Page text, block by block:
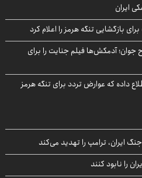
ایران
بازگشایی تنگه هرمز را اعلام کرد
آدمکش‌ها فیلم جنایت را برای
داده که عوارض تردد برای تنگه هرمز
ایران، ترامپ را تهدید می‌کند
را نابود کنند